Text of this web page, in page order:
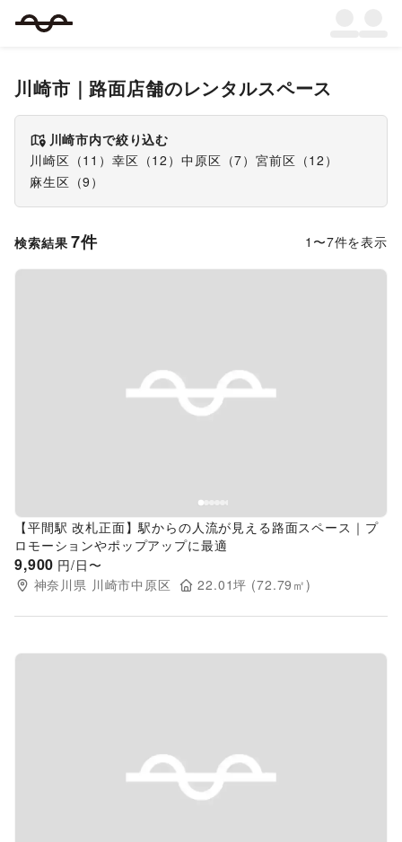
川崎市 ｜ 路面店舗のレンタルスペース
川崎市内で絞り込む
川崎区 （11 ） 幸区 （12 ） 中原区 （7）宮前区 （12 ）
麻生区 （9 ）
検索結果 7件 1 〜7件を表示
Previous slide
【平間駅 改札正面】駅からの人流が見える路面スペース｜プ
ロモーションやポップアップに最適
9,900 円/日〜
神奈川県 川崎市中原区 22.01坪 (72.79 ㎡)
Previous slide